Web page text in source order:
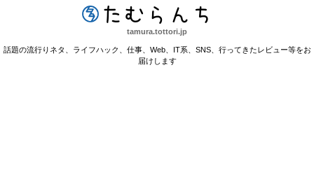
たむらんち
tamura.tottori.jp
話題の流行りネタ、ライフハック、仕事、Web、IT系、SNS、行ってきたレビュー等をお
届けします